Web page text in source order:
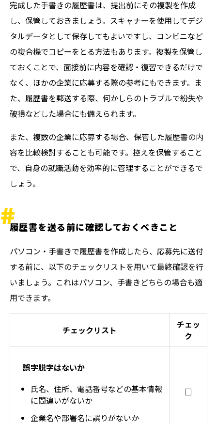
完成した手書きの履歴書は、提出前にその複製を作成
し、保管しておきましょう。スキャナーを使用してデジ
タルデータとして保存してもよいですし、コンビニなど
の複合機でコピーをとる方法もあります。複製を保管し
ておくことで、面接前に内容を確認・復習できるだけで
なく、ほかの企業に応募する際の参考にもできます。ま
た、履歴書を郵送する際、何かしらのトラブルで紛失や
破損などした場合にも備えられます。
また、複数の企業に応募する場合、保管した履歴書の内
容を比較検討することも可能です。控えを保管すること
で、自身の就職活動を効率的に管理することができるで
しょう。
履歴書を送る前に確認しておくべきこと
パソコン・手書きで履歴書を作成したら、応募先に送付
する前に、以下のチェックリストを用いて最終確認を行
いましょう。これはパソコン、手書きどちらの場合も適
用できます。
チェックリスト
チェッ
ク
誤字脱字はないか
氏名、住所、電話番号などの基本情報
に間違いがないか
企業名や部署名に誤りがないか
□